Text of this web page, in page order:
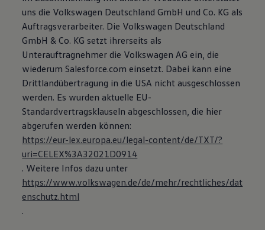
Magazin
Lifestyle
Transport
Familie
Elektromobilität
Volkswagen R
Pannen- und Unfallhilfe
Volkswagen Kundenbetreuung
uns die Volkswagen Deutschland GmbH und Co. KG als
Auftragsverarbeiter. Die Volkswagen Deutschland
GmbH & Co. KG setzt ihrerseits als
Unterauftragnehmer die Volkswagen AG ein, die
wiederum Salesforce.com einsetzt. Dabei kann eine
Drittlandübertragung in die USA nicht ausgeschlossen
werden. Es wurden aktuelle EU-
Standardvertragsklauseln abgeschlossen, die hier
abgerufen werden können:
https://eur-lex.europa.eu/legal-content/de/TXT/?
uri=CELEX%3A32021D0914
. Weitere Infos dazu unter
https://www.volkswagen.de/de/mehr/rechtliches/dat
enschutz.html
.